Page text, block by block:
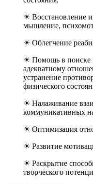
☀ Восстановление
мышление,
☀ Облегчение
☀ Помощь в поиске
адекватному
устранение
физического
☀ Налаживание
коммуникативных
☀ Оптимизация
☀ Развитие
☀ Раскрытие
творческого